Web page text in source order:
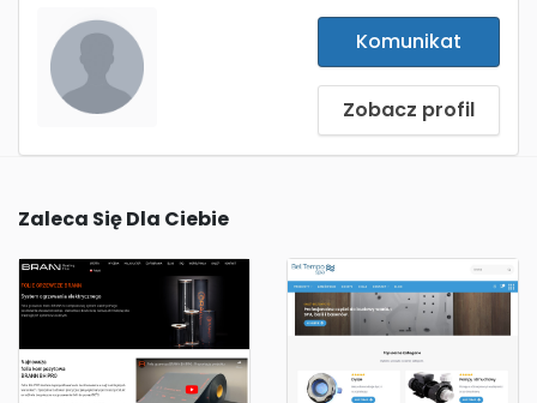
Komunikat
Zobacz profil
Zaleca Się Dla Ciebie